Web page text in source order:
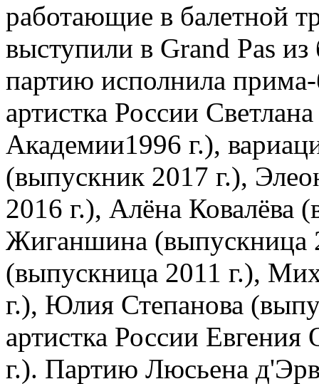
работающие в балетной
выступили в Grand Pas
партию исполнила прима-
артистка России
Академии1996 г.),
(выпускник 2017 г.),
2016 г.), Алёна Ковалёва
Жиганшина (выпускница
(выпускница 2011 г.),
г.), Юлия Степанова
артистка России
г.). Партию Люсьена